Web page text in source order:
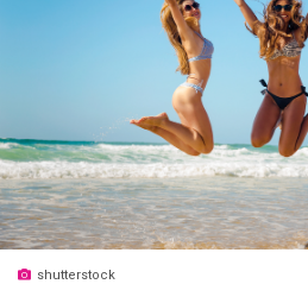
shutterstock